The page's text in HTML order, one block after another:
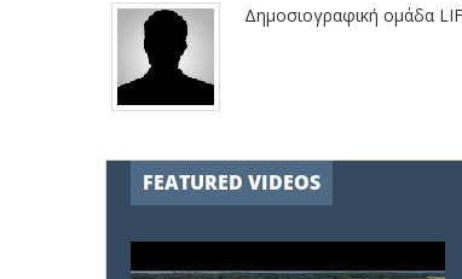
Δημοσιογραφική ομάδα
FEATURED VIDEOS